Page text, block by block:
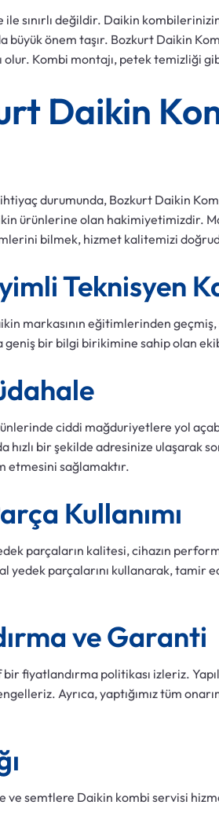
sınırlı değildir. Daikin
büyük önem taşır. Bozkurt Daikin
olur. Kombi montajı, petek temizliği
Daikin
durumunda, Bozkurt Daikin
ürünlerine olan hakimiyetimizdir.
bilmek, hizmet kalitemizi
Teknisyen
markasının eğitimlerinden
geniş bir bilgi birikimine sahip olan
ciddi mağduriyetlere yol
bir şekilde adresinize ulaşarak
etmesini sağlamaktır.
Kullanımı
parçaların kalitesi, cihazın
yedek parçalarını kullanarak, tamir
ve Garanti
fiyatlandırma politikası izleriz.
Ayrıca, yaptığımız tüm
semtlere Daikin kombi servisi